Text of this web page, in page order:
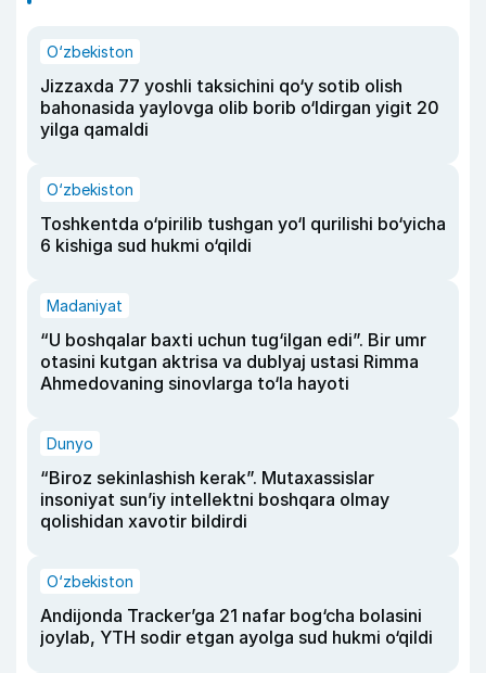
O‘zbekiston
Jizzaxda 77 yoshli taksichini qo‘y sotib olish
bahonasida yaylovga olib borib o‘ldirgan yigit 20
yilga qamaldi
O‘zbekiston
Toshkentda o‘pirilib tushgan yo‘l qurilishi bo‘yicha
6 kishiga sud hukmi o‘qildi
Madaniyat
“U boshqalar baxti uchun tug‘ilgan edi”. Bir umr
otasini kutgan aktrisa va dublyaj ustasi Rimma
Ahmedovaning sinovlarga to‘la hayoti
Dunyo
“Biroz sekinlashish kerak”. Mutaxassislar
insoniyat sun’iy intellektni boshqara olmay
qolishidan xavotir bildirdi
O‘zbekiston
Andijonda Tracker’ga 21 nafar bog‘cha bolasini
joylab, YTH sodir etgan ayolga sud hukmi o‘qildi